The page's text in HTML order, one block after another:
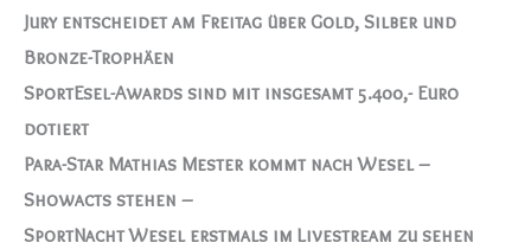
Jury entscheidet am Freitag über Gold, Silber und
Bronze-Trophäen
SportEsel-Awards sind mit insgesamt 5.400,- Euro
dotiert
Para-Star Mathias Mester kommt nach Wesel –
Showacts stehen –
SportNacht Wesel erstmals im Livestream zu sehen